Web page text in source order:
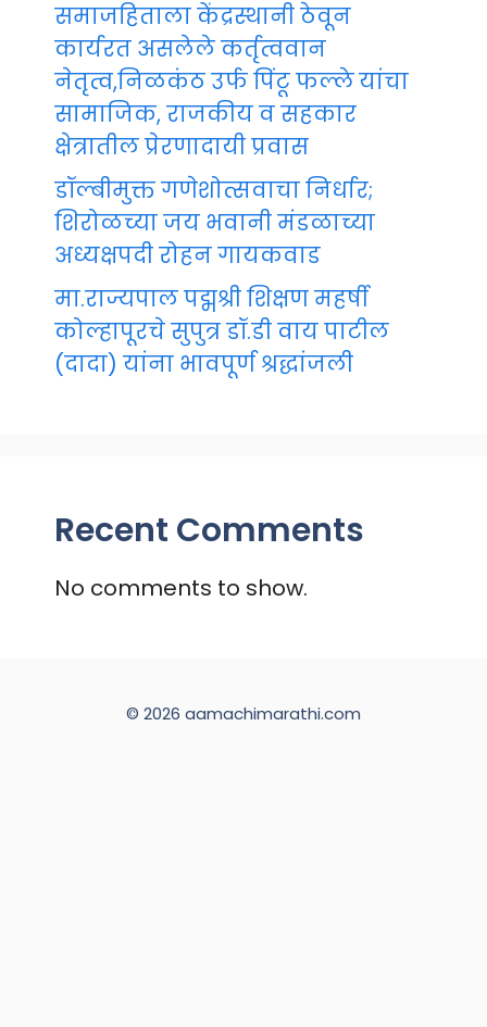
समाजहिताला केंद्रस्थानी ठेवून
कार्यरत असलेले कर्तृत्ववान
नेतृत्व,निळकंठ उर्फ पिंटू फल्ले यांचा
सामाजिक, राजकीय व सहकार
क्षेत्रातील प्रेरणादायी प्रवास
डॉल्बीमुक्त गणेशोत्सवाचा निर्धार;
शिरोळच्या जय भवानी मंडळाच्या
अध्यक्षपदी रोहन गायकवाड
मा.राज्यपाल पद्मश्री शिक्षण महर्षी
कोल्हापूरचे सुपुत्र डॉ.डी वाय पाटील
(दादा) यांना भावपूर्ण श्रद्धांजली
Recent Comments
No comments to show.
© 2026 aamachimarathi.com